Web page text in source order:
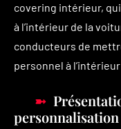
covering intérieur,
à l’intérieur de la
conducteurs de
personnel à
personnalisation